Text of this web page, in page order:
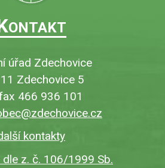
ONTAKT
úřad Zdechovice
Zdechovice 5
466 936 101
kontakty
z. č. 106/1999 Sb.